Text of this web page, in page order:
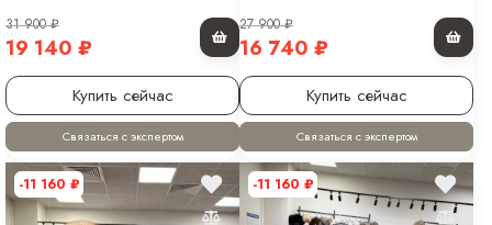
31 900₽
19 140 ₽
Купить сейчас
Связаться с экспертом
27 900₽
16 740 ₽
Купить сейчас
Связаться с экспертом
-11 160 ₽ -11 160 ₽